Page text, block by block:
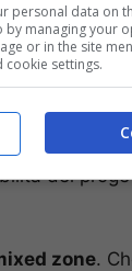
di
di un club
E per un
del
zone.
personal data on
by managing your
or in the site
cookie settings.